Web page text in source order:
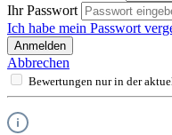
Ihr Passwort
Ich habe mein Passwort
Anmelden
Abbrechen
Bewertungen nur in der